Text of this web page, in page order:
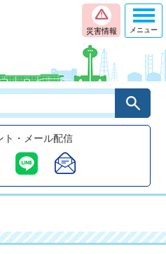
災害情報
ト・メール配信
メニュー